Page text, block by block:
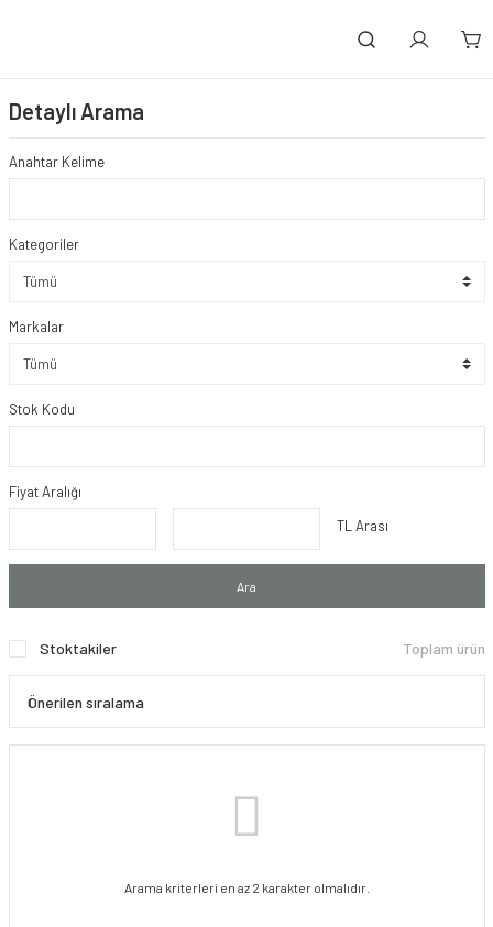
Detaylı Arama
Anahtar Kelime
Kategoriler
Markalar
Stok Kodu
Fiyat Aralığı
TL Arası
Ara
Stoktakiler Toplam ürün
Arama kriterleri en az 2 karakter olmalıdır.